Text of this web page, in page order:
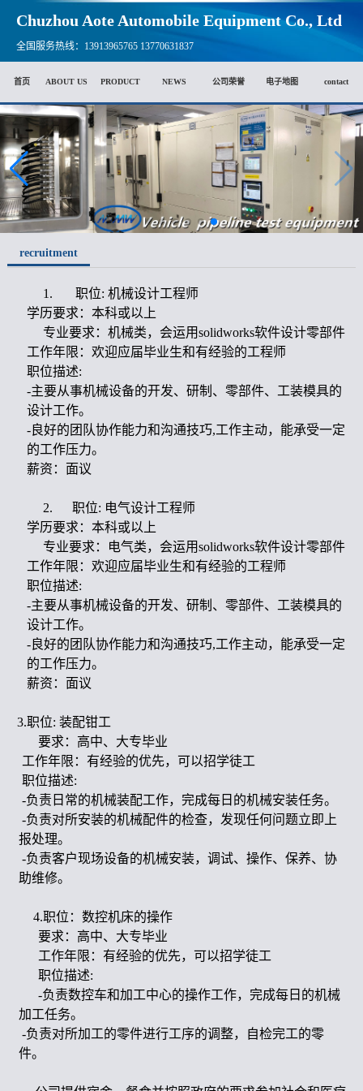
Chuzhou Aote Automobile Equipment Co., Ltd
全国服务热线：13913965765 13770631837
首页 ABOUT US PRODUCT NEWS 公司荣誉 电子地图 contact
recruitment
1.
职位: 机械设计工程师
学历要求：本科或以上
专业要求：机械类，会运用solidworks软件设计零部件
工作年限：欢迎应届毕业生和有经验的工程师
职位描述:
-主要从事机械设备的开发、研制、零部件、工装模具的
设计工作。
-良好的团队协作能力和沟通技巧,工作主动，能承受一定
的工作压力。
薪资：面议
2.
职位: 电气设计工程师
学历要求：本科或以上
专业要求：电气类，会运用solidworks软件设计零部件
工作年限：欢迎应届毕业生和有经验的工程师
职位描述:
-主要从事机械设备的开发、研制、零部件、工装模具的
设计工作。
-良好的团队协作能力和沟通技巧,工作主动，能承受一定
的工作压力。
薪资：面议
3.职位: 装配钳工
要求：高中、大专毕业
工作年限：有经验的优先，可以招学徒工
职位描述:
-负责日常的机械装配工作，完成每日的机械安装任务。
-负责对所安装的机械配件的检查，发现任何问题立即上
报处理。
-负责客户现场设备的机械安装，调试、操作、保养、协
助维修。
4.职位：数控机床的操作
要求：高中、大专毕业
工作年限：有经验的优先，可以招学徒工
职位描述:
-负责数控车和加工中心的操作工作，完成每日的机械
加工任务。
-负责对所加工的零件进行工序的调整，自检完工的零
件。